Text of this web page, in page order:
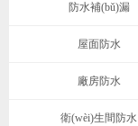
防水補(bǔ)漏
屋面防水
廠房防水
衛(wèi)生間防水